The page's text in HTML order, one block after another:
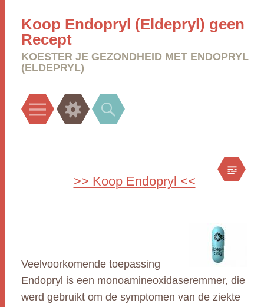
Koop Endopryl (Eldepryl) geen
Recept
KOESTER JE GEZONDHEID MET ENDOPRYL
(ELDEPRYL)
Menu Widgets Search
>> Koop Endopryl <<
Veelvoorkomende toepassing
Endopryl is een monoamineoxidaseremmer, die
werd gebruikt om de symptomen van de ziekte